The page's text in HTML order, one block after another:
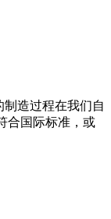
造过程在我们自
合国际标准，或